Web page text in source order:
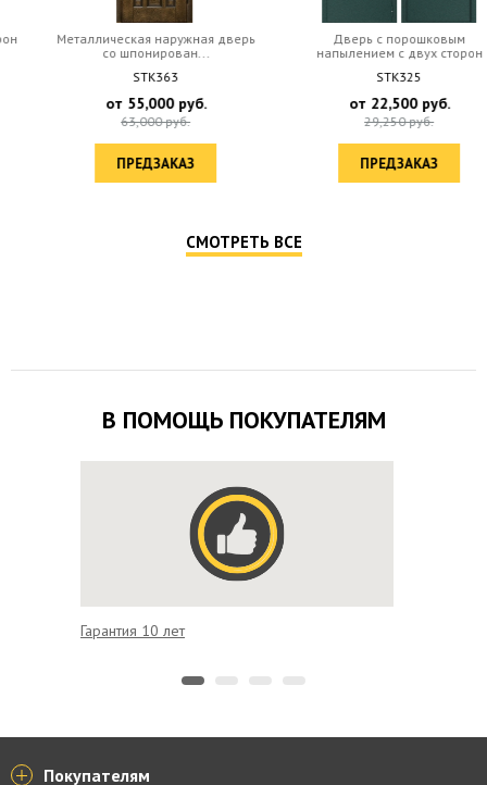
Металлическая наружная дверь
cо шпонирован...
STK363
55,000руб.
63,000руб.
ПРЕДЗАКАЗ
Дверь с порошковым
напылением с двух сторон
STK325
22,500руб.
29,250руб.
ПРЕДЗАКАЗ
СМОТРЕТЬ ВСЕ
В ПОМОЩЬ ПОКУПАТЕЛЯМ
Гарантия 10 лет
Покупателям